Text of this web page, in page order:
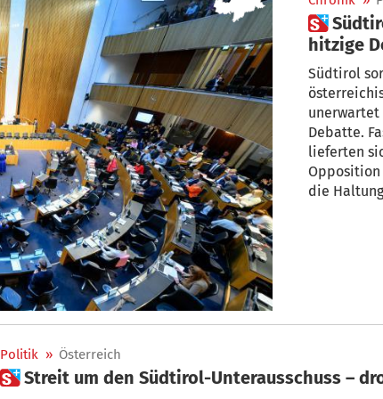
 Südtirol sorgt in Wien für
hitzige
Südtirol
unerwartet
Debatte.
lieferten
Opposition
die
Politik » Österreich
 Streit um den Südtirol-Unterausschuss –